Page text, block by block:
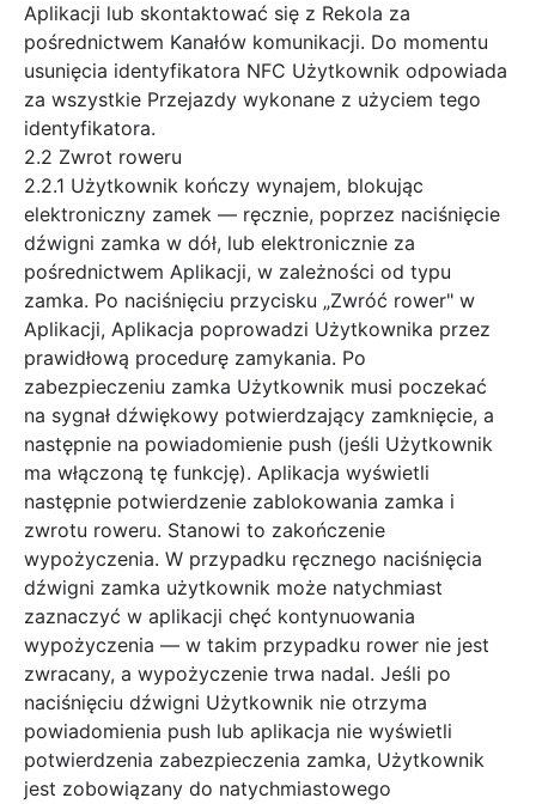
Aplikacji lub skontaktować się z Rekola za
pośrednictwem Kanałów komunikacji. Do momentu
usunięcia identyfikatora NFC Użytkownik odpowiada
za wszystkie Przejazdy wykonane z użyciem tego
identyfikatora.
2.2 Zwrot roweru
2.2.1 Użytkownik kończy wynajem, blokując
elektroniczny zamek — ręcznie, poprzez naciśnięcie
dźwigni zamka w dół, lub elektronicznie za
pośrednictwem Aplikacji, w zależności od typu
zamka. Po naciśnięciu przycisku „Zwróć rower" w
Aplikacji, Aplikacja poprowadzi Użytkownika przez
prawidłową procedurę zamykania. Po
zabezpieczeniu zamka Użytkownik musi poczekać
na sygnał dźwiękowy potwierdzający zamknięcie, a
następnie na powiadomienie push (jeśli Użytkownik
ma włączoną tę funkcję). Aplikacja wyświetli
następnie potwierdzenie zablokowania zamka i
zwrotu roweru. Stanowi to zakończenie
wypożyczenia. W przypadku ręcznego naciśnięcia
dźwigni zamka użytkownik może natychmiast
zaznaczyć w aplikacji chęć kontynuowania
wypożyczenia — w takim przypadku rower nie jest
zwracany, a wypożyczenie trwa nadal. Jeśli po
naciśnięciu dźwigni Użytkownik nie otrzyma
powiadomienia push lub aplikacja nie wyświetli
potwierdzenia zabezpieczenia zamka, Użytkownik
jest zobowiązany do natychmiastowego